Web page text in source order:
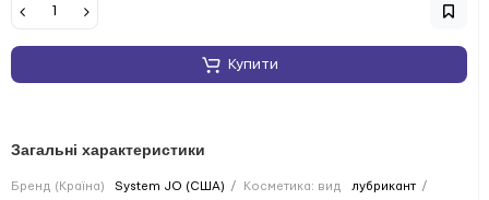
Купити
Загальні характеристики
Бренд (Країна) System JO (США) Косметика: вид
лубрикант